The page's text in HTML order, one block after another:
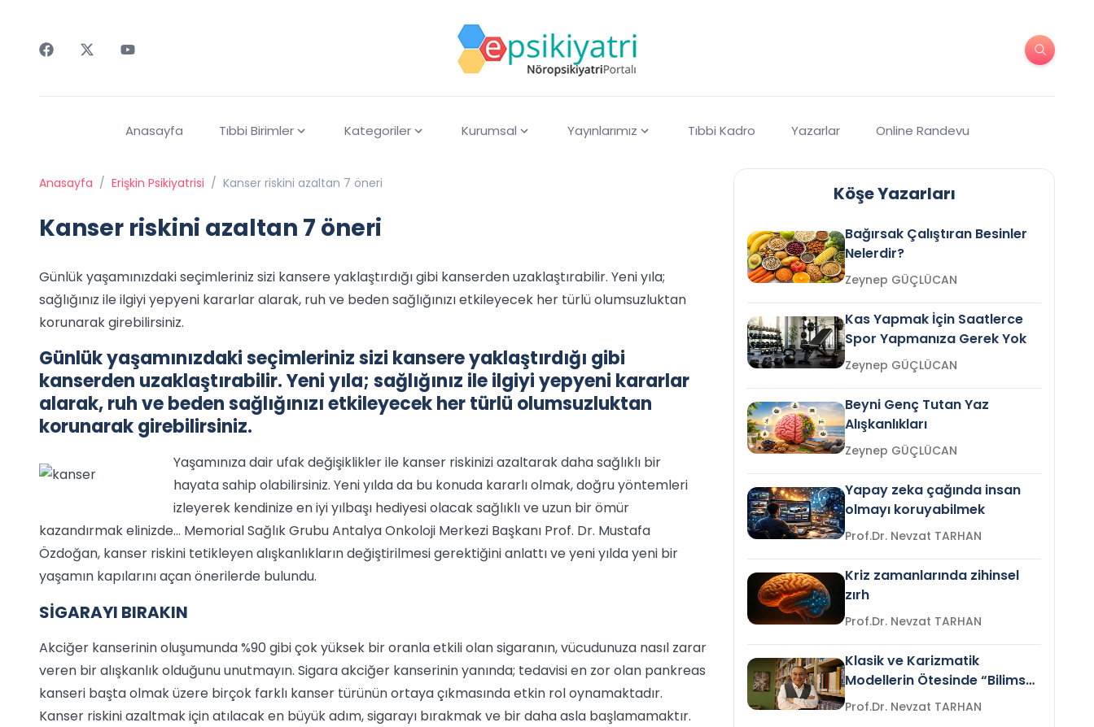
Anasayfa Tıbbi Birimler Kategoriler Kurumsal Yayınlarımız Tıbbi Kadro Yazarlar Online Randevu
Anasayfa / Erişkin Psikiyatrisi / Kanser riskini azaltan 7 öneri
Kanser riskini azaltan 7 öneri
Günlük yaşamınızdaki seçimleriniz sizi kansere yaklaştırdığı gibi kanserden uzaklaştırabilir. Yeni yıla;
sağlığınız ile ilgiyi yepyeni kararlar alarak, ruh ve beden sağlığınızı etkileyecek her türlü olumsuzluktan
korunarak girebilirsiniz.
Günlük yaşamınızdaki seçimleriniz sizi kansere yaklaştırdığı gibi
kanserden uzaklaştırabilir. Yeni yıla; sağlığınız ile ilgiyi yepyeni kararlar
alarak, ruh ve beden sağlığınızı etkileyecek her türlü olumsuzluktan
korunarak girebilirsiniz.
Yaşamınıza dair ufak değişiklikler ile kanser riskinizi azaltarak daha sağlıklı bir
hayata sahip olabilirsiniz. Yeni yılda da bu konuda kararlı olmak, doğru yöntemleri
izleyerek kendinize en iyi yılbaşı hediyesi olacak sağlıklı ve uzun bir ömür
kazandırmak elinizde… Memorial Sağlık Grubu Antalya Onkoloji Merkezi Başkanı Prof. Dr. Mustafa
Özdoğan, kanser riskini tetikleyen alışkanlıkların değiştirilmesi gerektiğini anlattı ve yeni yılda yeni bir
yaşamın kapılarını açan önerilerde bulundu.
SİGARAYI BIRAKIN
Akciğer kanserinin oluşumunda %90 gibi çok yüksek bir oranla etkili olan sigaranın, vücudunuza nasıl zarar
veren bir alışkanlık olduğunu unutmayın. Sigara akciğer kanserinin yanında; tedavisi en zor olan pankreas
kanseri başta olmak üzere birçok farklı kanser türünün ortaya çıkmasında etkin rol oynamaktadır.
Kanser riskini azaltmak için atılacak en büyük adım, sigarayı bırakmak ve bir daha asla başlamamaktır.
Köşe Yazarları
Bağırsak Çalıştıran Besinler
Nelerdir?
Zeynep GÜÇLÜCAN
Kas Yapmak İçin Saatlerce
Spor Yapmanıza Gerek Yok
Zeynep GÜÇLÜCAN
Beyni Genç Tutan Yaz
Alışkanlıkları
Zeynep GÜÇLÜCAN
Yapay zeka çağında insan
olmayı koruyabilmek
Prof.Dr. Nevzat TARHAN
Kriz zamanlarında zihinsel
zırh
Prof.Dr. Nevzat TARHAN
Klasik ve Karizmatik
Modellerin Ötesinde “Bilimsel
Liderlik”
Prof.Dr. Nevzat TARHAN